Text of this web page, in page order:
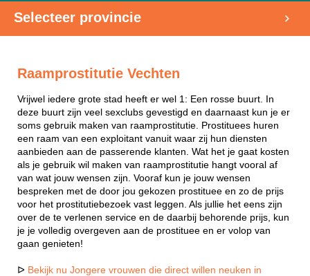
Selecteer provincie
Raamprostitutie Vechten
Vrijwel iedere grote stad heeft er wel 1: Een rosse buurt. In
deze buurt zijn veel sexclubs gevestigd en daarnaast kun je er
soms gebruik maken van raamprostitutie. Prostituees huren
een raam van een exploitant vanuit waar zij hun diensten
aanbieden aan de passerende klanten. Wat het je gaat kosten
als je gebruik wil maken van raamprostitutie hangt vooral af
van wat jouw wensen zijn. Vooraf kun je jouw wensen
bespreken met de door jou gekozen prostituee en zo de prijs
voor het prostitutiebezoek vast leggen. Als jullie het eens zijn
over de te verlenen service en de daarbij behorende prijs, kun
je je volledig overgeven aan de prostituee en er volop van
gaan genieten!
ᐅ Bekijk nu Jongere vrouwen die direct willen neuken in